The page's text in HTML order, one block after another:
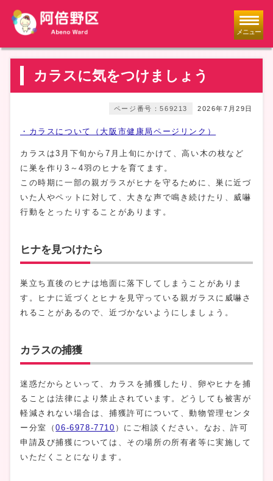
メニュー
カラスに気をつけましょう
2026年7月29日
ページ番号：569213
・カラスについて（大阪市健康局ページリンク）
カラスは3月下旬から7月上旬にかけて、高い木の枝など
に巣を作り3～4羽のヒナを育てます。
この時期に一部の親ガラスがヒナを守るために、巣に近づ
いた人やペットに対して、大きな声で鳴き続けたり、威嚇
行動をとったりすることがあります。
ヒナを見つけたら
巣立ち直後のヒナは地面に落下してしまうことがありま
す。ヒナに近づくとヒナを見守っている親ガラスに威嚇さ
れることがあるので、近づかないようにしましょう。
カラスの捕獲
迷惑だからといって、カラスを捕獲したり、卵やヒナを捕
ることは法律により禁止されています。どうしても被害が
軽減されない場合は、捕獲許可について、動物管理センタ
ー分室（06-6978-7710 ）にご相談ください。なお、許可
申請及び捕獲については、その場所の所有者等に実施して
いただくことになります。